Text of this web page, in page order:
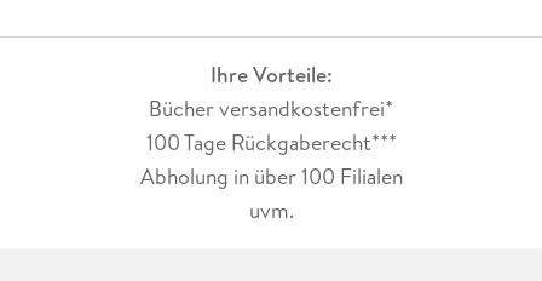
Ihre Vorteile:
Bücher versandkostenfrei*
100 Tage Rückgaberecht***
Abholung in über 100 Filialen
uvm.